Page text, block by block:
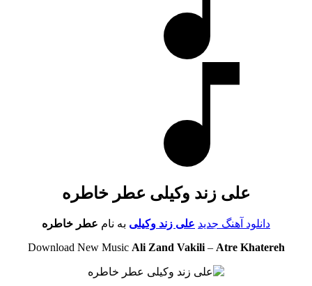
علی زند وکیلی عطر خاطره
دانلود آهنگ جدید علی زند وکیلی به نام عطر خاطره
Download New Music Ali Zand Vakili– Atre Khatereh